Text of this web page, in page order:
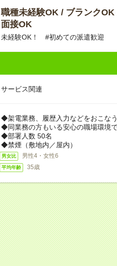
職種未経験OK / ブランクOK
面接OK
未経験OK！ #初めての派遣歓迎
サービス関連
◆架電業務、履歴入力などをおこな
◆同業務の方もいる安心の職場環境で
◆部署人数 50名
◆禁煙（敷地内／屋内）
男女比 男性4・女性6
平均年齢 35歳